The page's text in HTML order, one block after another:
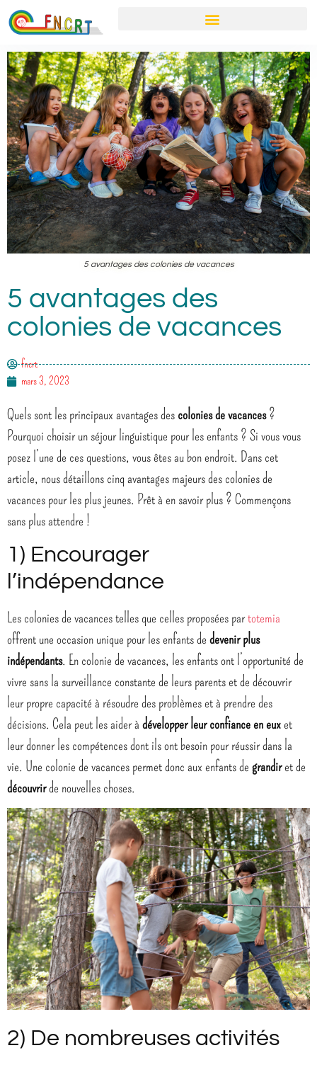
5 avantages des colonies de vacances
5 avantages des
colonies de vacances
fncrt
mars 3, 2023
Quels sont les principaux avantages des colonies de vacances?
Pourquoi choisir un séjour linguistique pour les enfants ? Si vous vous
posez l’une de ces questions, vous êtes au bon endroit. Dans cet
article, nous détaillons cinq avantages majeurs des colonies de
vacances pour les plus jeunes. Prêt à en savoir plus ? Commençons
sans plus attendre !
1) Encourager
l’indépendance
Les colonies de vacances telles que celles proposées partotemia
offrent une occasion unique pour les enfants de devenir plus
indépendants. En colonie de vacances, les enfants ont l’opportunité de
vivre sans la surveillance constante de leurs parents et de découvrir
leur propre capacité à résoudre des problèmes et à prendre des
décisions. Cela peut les aider à développer leur confiance en euxet
leur donner les compétences dont ils ont besoin pour réussir dans la
vie. Une colonie de vacances permet donc aux enfants de grandiret de
découvrirde nouvelles choses.
2) De nombreuses activités